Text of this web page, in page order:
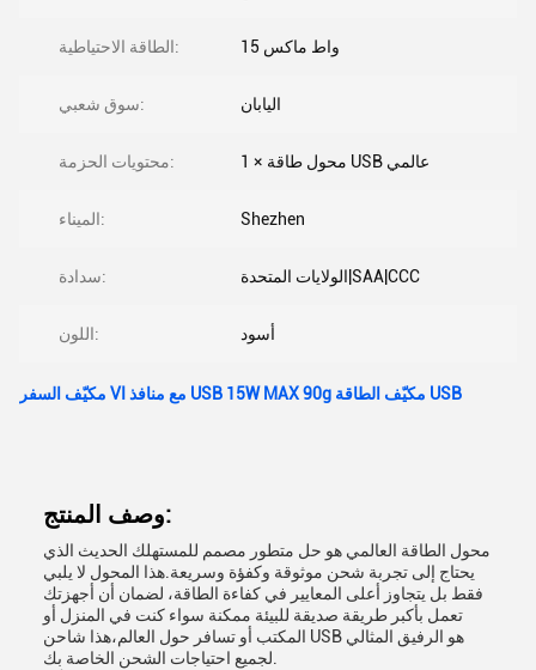
الطاقة الاحتياطية: 15 واط ماكس
سوق شعبي: اليابان
محتويات الحزمة: 1 × محول طاقة USB عالمي
الميناء: Shezhen
سدادة: الولايات المتحدة|SAA|CCC
اللون: أسود
مكيّف السفر VI مع منافذ USB 15W MAX 90g مكيّف الطاقة USB
وصف المنتج:
محول الطاقة العالمي هو حل متطور مصمم للمستهلك الحديث الذي
يحتاج إلى تجربة شحن موثوقة وكفؤة وسريعة.هذا المحول لا يلبي
فقط بل يتجاوز أعلى المعايير في كفاءة الطاقة، لضمان أن أجهزتك
تعمل بأكبر طريقة صديقة للبيئة ممكنة سواء كنت في المنزل أو
المكتب أو تسافر حول العالم،هذا شاحن USB هو الرفيق المثالي